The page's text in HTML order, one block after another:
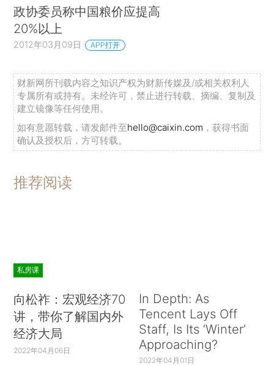
政协委员称中国粮价应提高
20%以上
2012年03月09日 APP打开
财新网所刊载内容之知识产权为财新传媒及/或相关权利人
专属所有或持有。未经许可，禁止进行转载、摘编、复制及
建立镜像等任何使用。
如有意愿转载，请发邮件至hello@caixin.com ，获得书面
确认及授权后，方可转载。
推荐阅读
私房课
向松祚：宏观经济70
讲，带你了解国内外
经济大局
2022年04月06日
In Depth: As
Tencent Lays Off
Staff, Is Its ‘Winter’
Approaching?
2022年04月01日